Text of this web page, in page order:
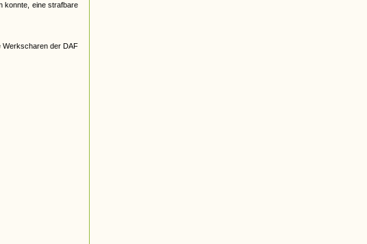
konnte, eine strafbare
Werkscharen der DAF